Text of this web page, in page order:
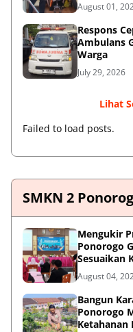
August 01,
Respons
Ambulans
Warga
July 29, 2026
Lihat
Failed to load posts.
SMKN 2
Mengukir
Ponorogo
Sesuaikan
Dunia Kerja
August 04,
Bangun
Ponorogo
Ketahanan